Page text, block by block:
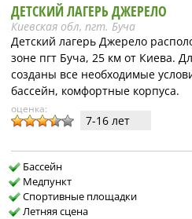
ДЕТСКИЙ ЛАГЕРЬ ДЖЕРЕЛО
Киевская обл, пгт. Буча
Детский лагерь Джерело
зоне пгт Буча, 25 км от Киева.
созданы все необходимые
бассейн, комфортные корпуса.
оценка:
7-16 лет
Бассейн
Медпункт
Спортивные площадки
Летняя сцена